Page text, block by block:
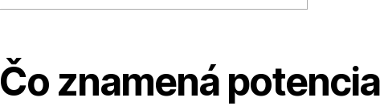
Čo znamená